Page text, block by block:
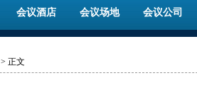
会议酒店 会议场地 会议公司
> 正文